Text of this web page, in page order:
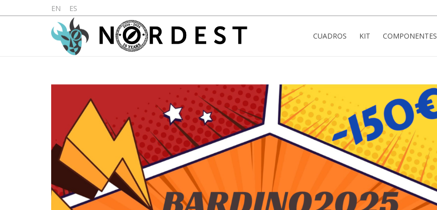
EN ES
CUADROS KIT COMPONENTES